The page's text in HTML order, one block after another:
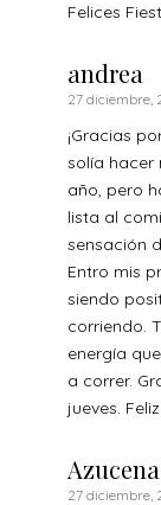
Felices
andrea
27 diciembre,
¡Gracias
solía hacer
año, pero
lista al
sensación
Entro mis
siendo
corriendo.
energía
a correr.
jueves.
Azucena
27 diciembre,